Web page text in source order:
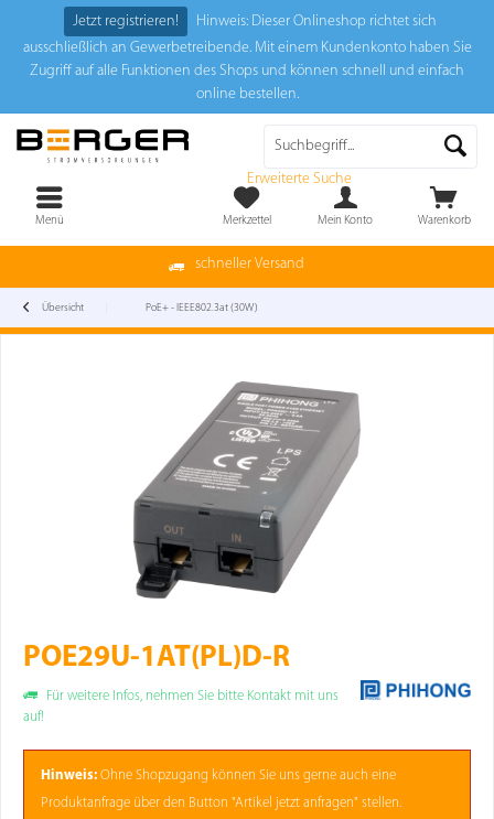
Jetzt registrieren!
Hinweis: Dieser Onlineshop richtet sich
ausschließlich an Gewerbetreibende. Mit einem Kundenkonto haben Sie
Zugriff auf alle Funktionen des Shops und können schnell und einfach
online bestellen.
schneller Versand
Erweiterte Suche
Warenkorb
Merkzettel Mein Konto
Menü
Übersicht PoE+ - IEEE802.3at (30W)
POE29U-1AT(PL)D-R
Für weitere Infos, nehmen Sie bitte Kontakt mit uns
auf!
Hinweis: Ohne Shopzugang können Sie uns gerne auch eine
Produktanfrage über den Button "Artikel jetzt anfragen" stellen.